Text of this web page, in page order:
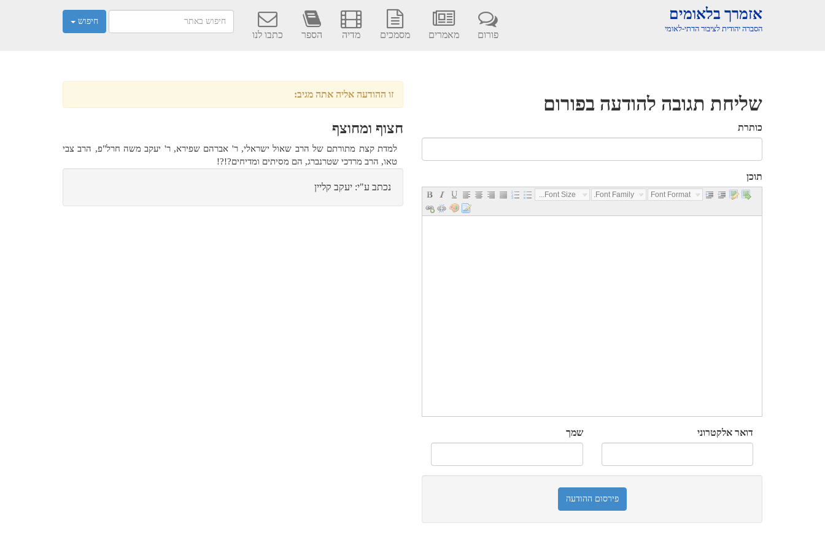
אזמרך בלאומים
הסברה יהודית לציבור הדתי-לאומי
פורום מאמרים מסמכים מדיה הספר כתבו לנו
חיפוש
שליחת תגובה להודעה בפורום
כותרת
תוכן
Font Size... Font Family... Font Format...
דואר אלקטרוני שמך
זו ההודעה אליה אתה מגיב:
חצוף ומחוצף
למדת קצת מתורתם של הרב שאול ישראלי, ר' אברהם שפירא, ר' יעקב משה חרל"פ, הרב צבי
טאו, הרב מרדכי שטרנברג, הם מסיתים ומדיחים?!?!
נכתב ע"י: יעקב קליין